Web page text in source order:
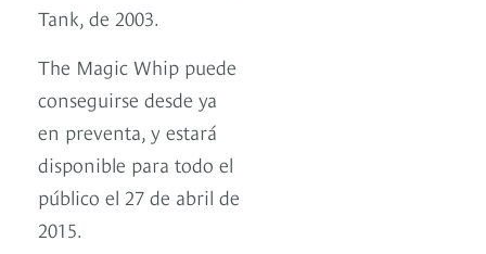
Tank, de 2003.
The Magic Whip puede
conseguirse desde ya
en preventa, y estará
disponible para todo el
público el 27 de abril de
2015.